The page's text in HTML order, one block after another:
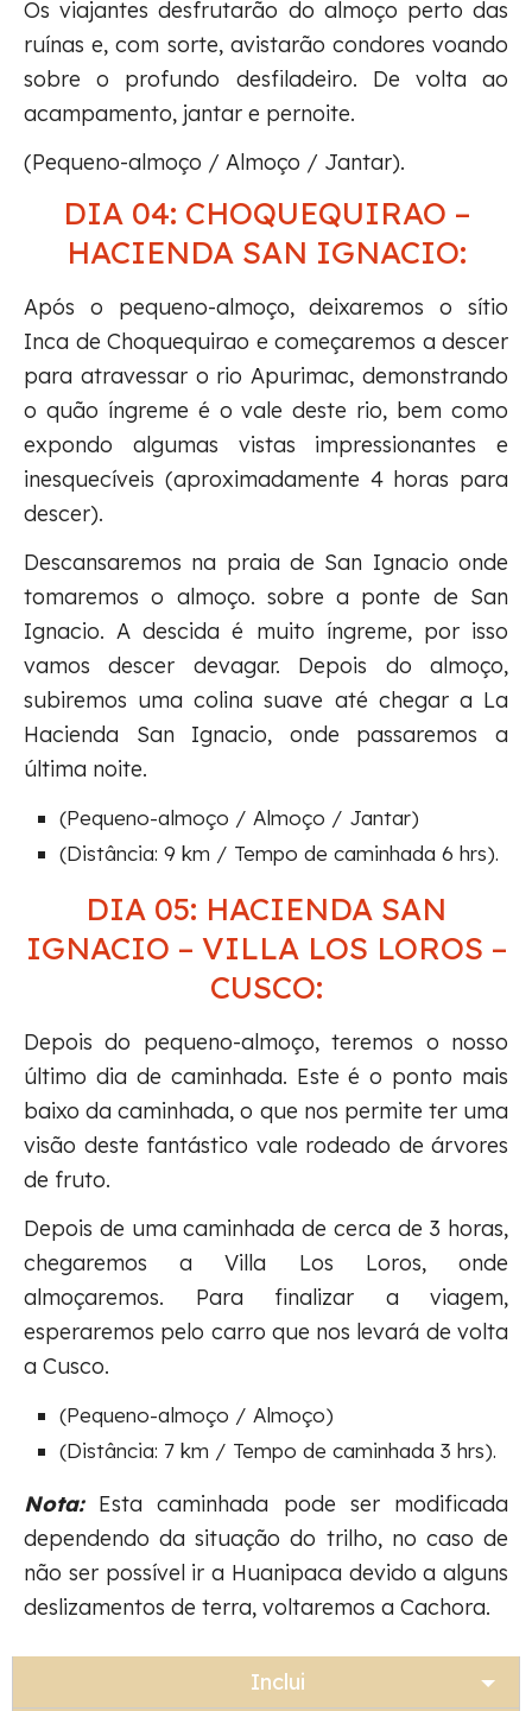
Os viajantes desfrutarão do almoço perto das
ruínas e, com sorte, avistarão condores voando
sobre o profundo desfiladeiro. De volta ao
acampamento, jantar e pernoite.
(Pequeno-almoço / Almoço / Jantar).
DIA 04: CHOQUEQUIRAO –
HACIENDA SAN IGNACIO:
Após o pequeno-almoço, deixaremos o sítio
Inca de Choquequirao e começaremos a descer
para atravessar o rio Apurimac, demonstrando
o quão íngreme é o vale deste rio, bem como
expondo algumas vistas impressionantes e
inesquecíveis (aproximadamente 4 horas para
descer).
Descansaremos na praia de San Ignacio onde
tomaremos o almoço. sobre a ponte de San
Ignacio. A descida é muito íngreme, por isso
vamos descer devagar. Depois do almoço,
subiremos uma colina suave até chegar a La
Hacienda San Ignacio, onde passaremos a
última noite.
(Pequeno-almoço / Almoço / Jantar)
(Distância: 9 km / Tempo de caminhada 6 hrs).
DIA 05: HACIENDA SAN
IGNACIO – VILLA LOS LOROS –
CUSCO:
Depois do pequeno-almoço, teremos o nosso
último dia de caminhada. Este é o ponto mais
baixo da caminhada, o que nos permite ter uma
visão deste fantástico vale rodeado de árvores
de fruto.
Depois de uma caminhada de cerca de 3 horas,
chegaremos a Villa Los Loros, onde
almoçaremos. Para finalizar a viagem,
esperaremos pelo carro que nos levará de volta
a Cusco.
(Pequeno-almoço / Almoço)
(Distância: 7 km / Tempo de caminhada 3 hrs).
Nota:Esta caminhada pode ser modificada
dependendo da situação do trilho, no caso de
não ser possível ir a Huanipaca devido a alguns
deslizamentos de terra, voltaremos a Cachora.
Inclui